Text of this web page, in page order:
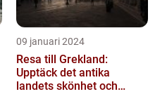
09 januari 2024
Resa till Grekland:
Upptäck det antika
landets skönhet och